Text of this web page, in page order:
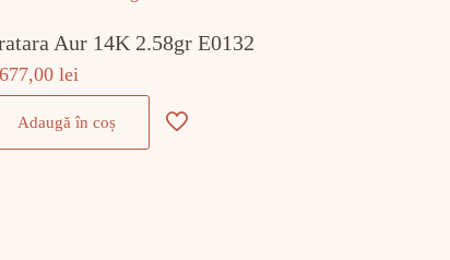
Aur 14K 2.58gr E0132
lei
Adaugă în coș